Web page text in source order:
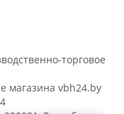
торговое
магазина vbh24.by